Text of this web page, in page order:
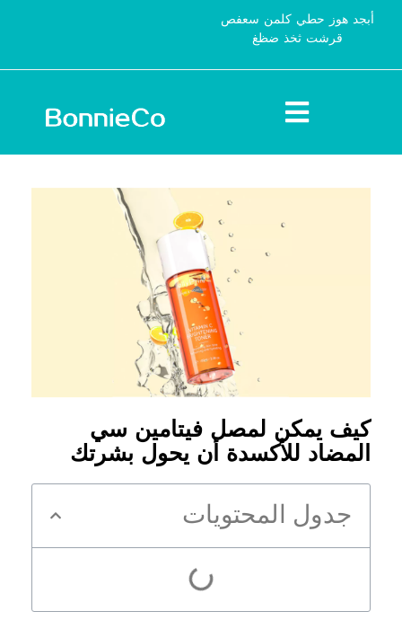
أبجد هوز حطي كلمن سعفص
قرشت ثخذ ضظغ
كيف يمكن لمصل فيتامين سي
المضاد للأكسدة أن يحول بشرتك
جدول المحتويات